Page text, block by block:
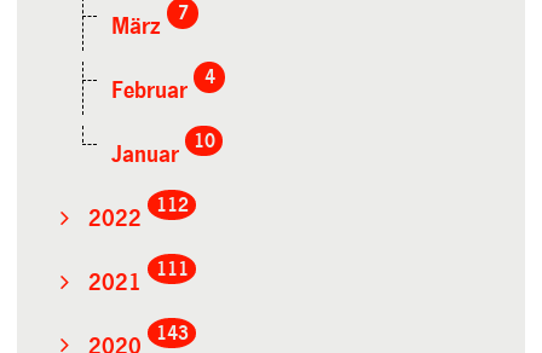
März
7
Februar
4
Januar
10
2022
112
2021
111
2020
143